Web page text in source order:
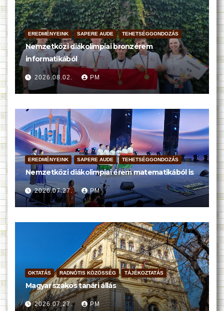
EREDMÉNYEINK SAPERE AUDE TEHETSÉGGONDOZÁS
Nemzetközi diákolimpiai bronzérem
informatikából
2026.08.02. PM
EREDMÉNYEINK SAPERE AUDE TEHETSÉGGONDOZÁS
Nemzetközi diákolimpiai érem matematikából is
2026.07.27. PM
OKTATÁS RADNÓTIS KÖZÖSSÉG TÁJÉKOZTATÁS
Magyar szakos tanári állás
2026.07.27. PM